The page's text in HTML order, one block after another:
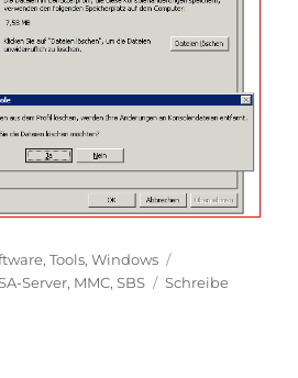
,Tools,Windows
Server, MMC,SBS
Schreibe